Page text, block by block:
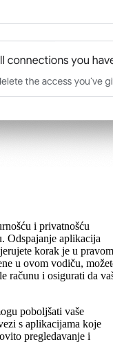
i privatnošću
Odspajanje aplikacija
korak je u pravom
u ovom vodiču,
računu i osigurati da
poboljšati vaše
s aplikacijama koje
pregledavanje i